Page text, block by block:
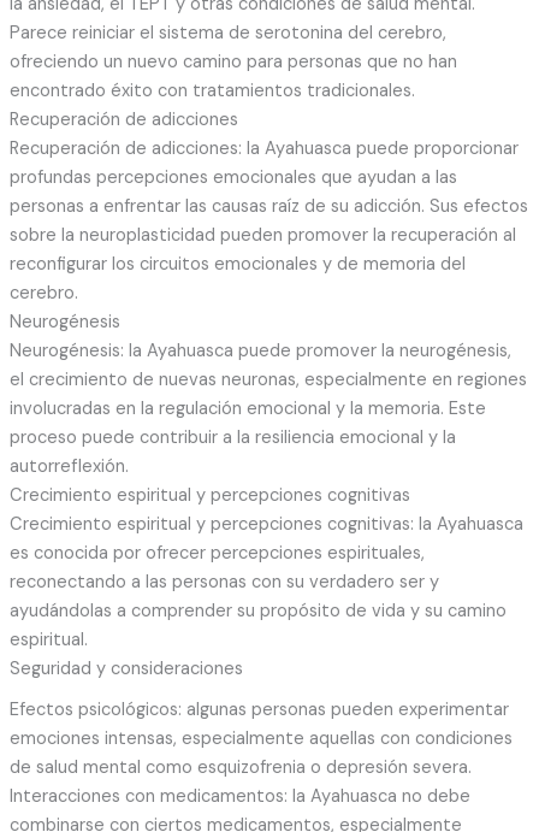
Parece reiniciar el sistema de serotonina del cerebro,
ofreciendo un nuevo camino para personas que no han
encontrado éxito con tratamientos tradicionales.
Recuperación de adicciones
Recuperación de adicciones: la Ayahuasca puede proporcionar
profundas percepciones emocionales que ayudan a las
personas a enfrentar las causas raíz de su adicción. Sus efectos
sobre la neuroplasticidad pueden promover la recuperación al
reconfigurar los circuitos emocionales y de memoria del
cerebro.
Neurogénesis
Neurogénesis: la Ayahuasca puede promover la neurogénesis,
el crecimiento de nuevas neuronas, especialmente en regiones
involucradas en la regulación emocional y la memoria. Este
proceso puede contribuir a la resiliencia emocional y la
autorreflexión.
Crecimiento espiritual y percepciones cognitivas
Crecimiento espiritual y percepciones cognitivas: la Ayahuasca
es conocida por ofrecer percepciones espirituales,
reconectando a las personas con su verdadero ser y
ayudándolas a comprender su propósito de vida y su camino
espiritual.
Seguridad y consideraciones
Efectos psicológicos: algunas personas pueden experimentar
emociones intensas, especialmente aquellas con condiciones
de salud mental como esquizofrenia o depresión severa.
Interacciones con medicamentos: la Ayahuasca no debe
combinarse con ciertos medicamentos, especialmente